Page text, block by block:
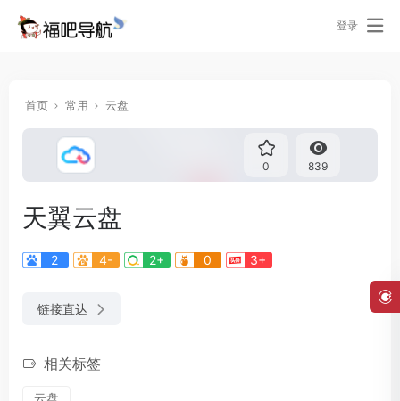
登录
首页 常用 云盘
0 839
天翼云盘
2 4- 2+ 0 3+
链接直达
相关标签
云盘